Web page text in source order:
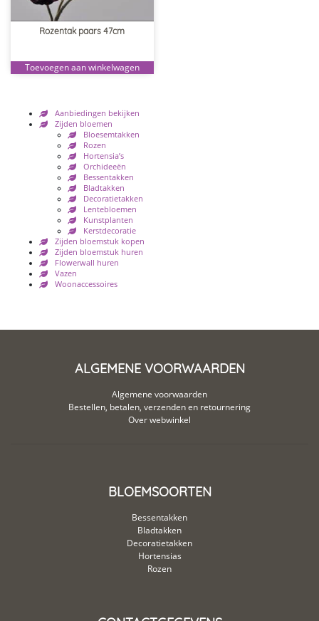
Aanbiedingen bekijken
Zijden bloemen
Bloesemtakken
Rozen
Hortensia’s
Orchideeën
Bessentakken
Bladtakken
Decoratietakken
Lentebloemen
Kunstplanten
Kerstdecoratie
Zijden bloemstuk kopen
Zijden bloemstuk huren
Flowerwall huren
Vazen
Woonaccessoires
Rozentak paars 47cm
Toevoegen aan winkelwagen
ALGEMENE VOORWAARDEN
Algemene voorwaarden
Bestellen, betalen, verzenden en retournering
Over webwinkel
BLOEMSOORTEN
Bessentakken
Bladtakken
Decoratietakken
Hortensias
Rozen